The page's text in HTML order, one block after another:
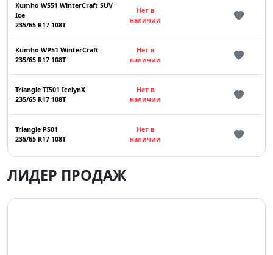
Kumho WS51 WinterCraft SUV
Ice
235/65 R17 108T
Нет в
наличии
Kumho WP51 WinterCraft
235/65 R17 108T
Нет в
наличии
Triangle TI501 IcelynX
235/65 R17 108T
Нет в
наличии
Triangle PS01
235/65 R17 108T
Нет в
наличии
ЛИДЕР ПРОДАЖ